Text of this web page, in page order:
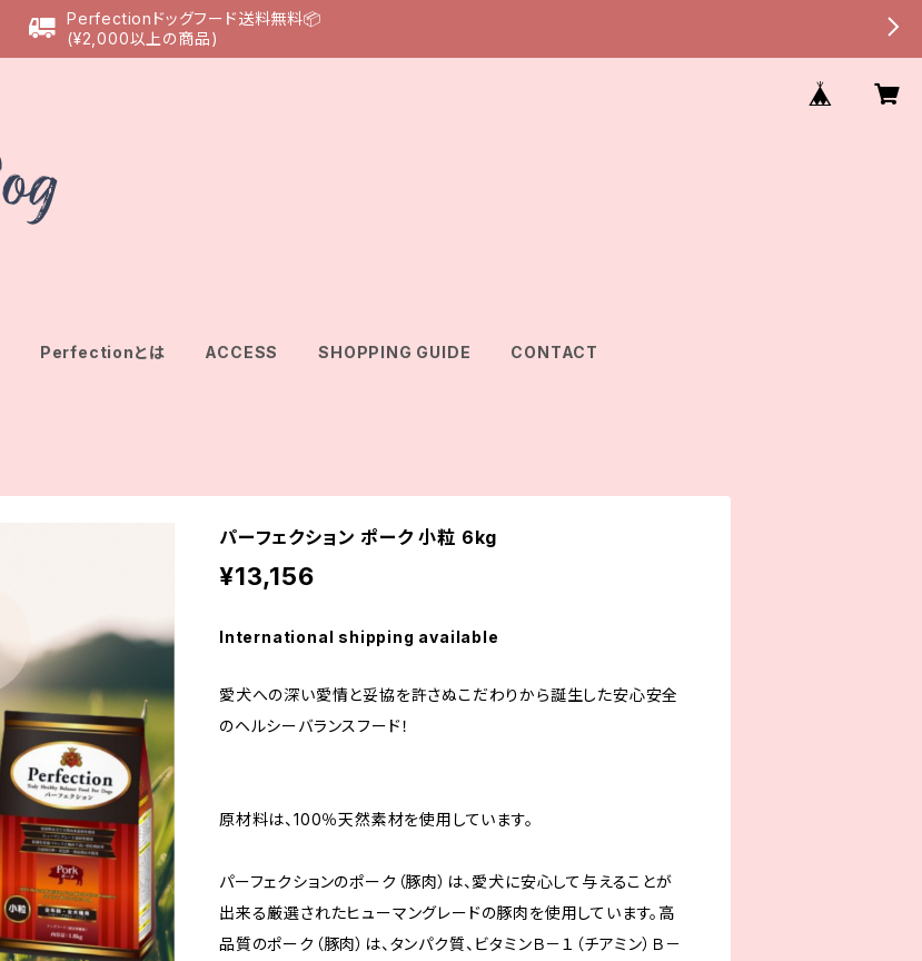
Perfectionドッグフード送料無料📦
(¥2,000以上の商品)
Perfectionとは ACCESS SHOPPING GUIDE CONTACT
パーフェクション ポーク 小粒 6kg
¥13,156
International shipping available
愛犬への深い愛情と妥協を許さぬこだわりから誕生した安心安全
のヘルシーバランスフード！
原材料は、100％天然素材を使用しています。
パーフェクションのポーク（豚肉）は、愛犬に安心して与えることが
出来る厳選されたヒューマングレードの豚肉を使用しています。高
品質のポーク（豚肉）は、タンパク質、ビタミンＢ－１（チアミン）Ｂ－